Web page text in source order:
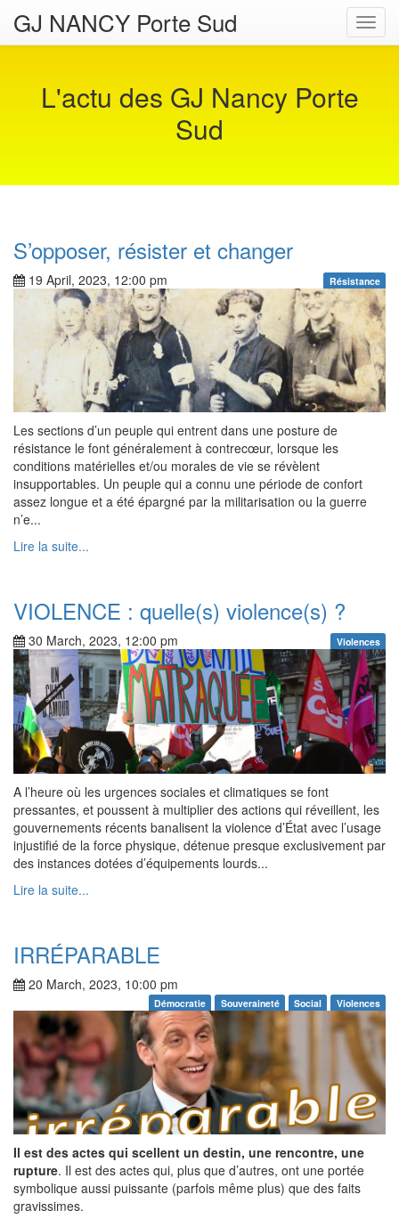
GJ NANCY Porte Sud
L'actu des GJ Nancy Porte
Sud
S’opposer, résister et changer
19 April, 2023, 12:00 pm Résistance
Les sections d’un peuple qui entrent dans une posture de
résistance le font généralement à contrecœur, lorsque les
conditions matérielles et/ou morales de vie se révèlent
insupportables. Un peuple qui a connu une période de confort
assez longue et a été épargné par la militarisation ou la guerre
n’e...
Lire la suite...
VIOLENCE : quelle(s) violence(s) ?
30 March, 2023, 12:00 pm Violences
A l’heure où les urgences sociales et climatiques se font
pressantes, et poussent à multiplier des actions qui réveillent, les
gouvernements récents banalisent la violence d’État avec l’usage
injustifié de la force physique, détenue presque exclusivement par
des instances dotées d’équipements lourds...
Lire la suite...
IRRÉPARABLE
20 March, 2023, 10:00 pm
Démocratie Souveraineté Social Violences
Il est des actes qui scellent un destin, une rencontre, une
rupture. Il est des actes qui, plus que d’autres, ont une portée
symbolique aussi puissante (parfois même plus) que des faits
gravissimes.